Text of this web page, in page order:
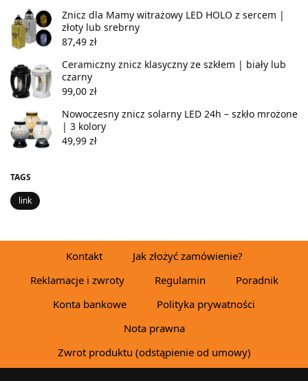
Znicz dla Mamy witrażowy LED HOLO z sercem |
złoty lub srebrny
87,49 zł
Ceramiczny znicz klasyczny ze szkłem | biały lub
czarny
99,00 zł
Nowoczesny znicz solarny LED 24h – szkło mrożone
| 3 kolory
49,99 zł
TAGS
link
Kontakt
Jak złożyć zamówienie?
Reklamacje i zwroty
Regulamin
Poradnik
Konta bankowe
Polityka prywatności
Nota prawna
Zwrot produktu (odstąpienie od umowy)